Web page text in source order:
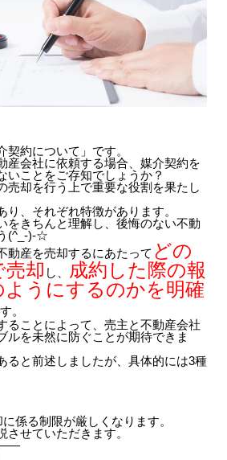
約について」です。
産会社に依頼する場合、媒介契約を
いことをご存知でしょうか？
売却を行う上で重要な役割を果たし
り、それぞれ特徴があります。
をきちんと理解し、後悔のない不動
(^_-)-☆
動産を売却するにあたって どの
売却 し、
成約した際の報
うにするのかを明確
。
ることによって、売主と不動産会社
ルを未然に防ぐことが期待できま
ると前述しましたが、具体的には3種
係る制限が厳しくなります。
させていただきます。